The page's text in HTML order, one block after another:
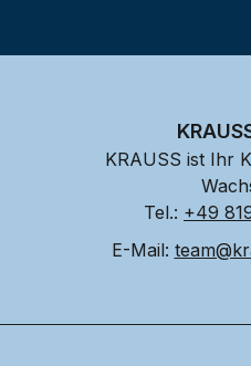
KRAUSS ist Ihr
Tel.: +49
E-Mail: